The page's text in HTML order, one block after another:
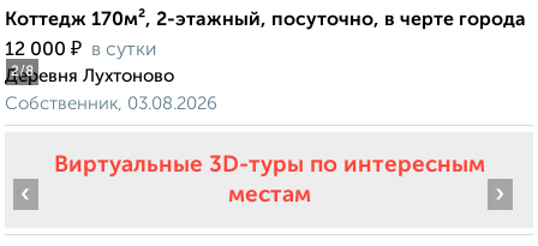
2/8
Коттедж 170м², 2-этажный, посуточно, в черте города
12 000 ₽ в сутки
Деревня Лухтоново
Собственник, 03.08.2026
Виртуальные 3D-туры по интересным
местам
‹ ›